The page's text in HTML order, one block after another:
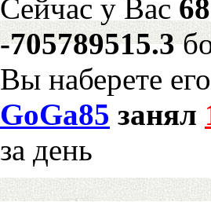
Сейчас у Вас
-705789515.3
Вы наберете
GoGa85 занял
за день